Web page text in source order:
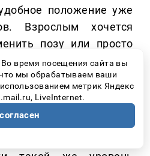
положение уже
Взрослым хочется
позу или просто
книгу во время
сегодня покупатели
внимание не только на
но и на второй ряд.
время посещения сайта вы
что мы обрабатываем ваши
метрик Яндекс
LiveInternet.